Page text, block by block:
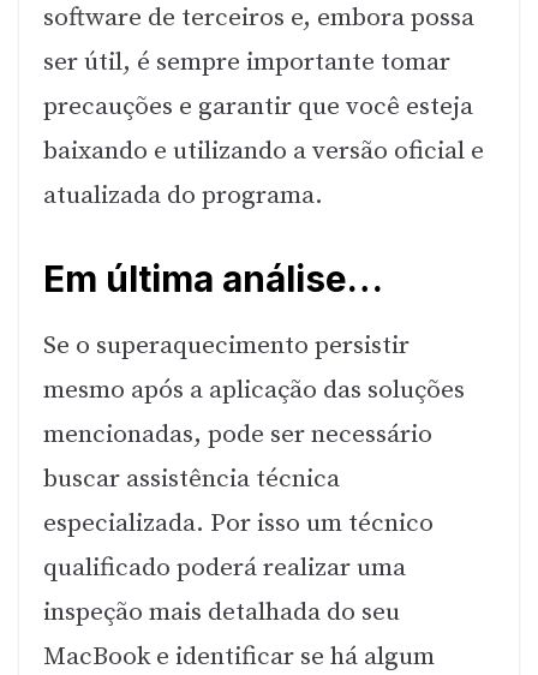
software de terceiros e, embora possa
ser útil, é sempre importante tomar
precauções e garantir que você esteja
baixando e utilizando a versão oficial e
atualizada do programa.
Em última análise…
Se o superaquecimento persistir
mesmo após a aplicação das soluções
mencionadas, pode ser necessário
buscar assistência técnica
especializada. Por isso um técnico
qualificado poderá realizar uma
inspeção mais detalhada do seu
MacBook e identificar se há algum